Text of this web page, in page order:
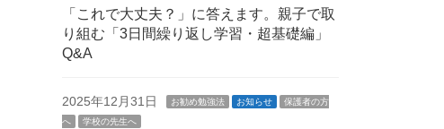
「これで大丈夫？」に答えます。親子で取
り組む「3日間繰り返し学習・超基礎編」
Q&A
2025年12月31日 お勧め勉強法 お知らせ
保護者の方
へ
学校の先生へ